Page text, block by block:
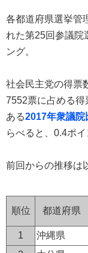
各都道府県選挙管
れた第25回参議院
ング。
社会民主党の得票
7552票に占める
ある2017年衆議院
らべると、0.4ポ
前回からの推移は
順位 都道府県
1 沖縄県